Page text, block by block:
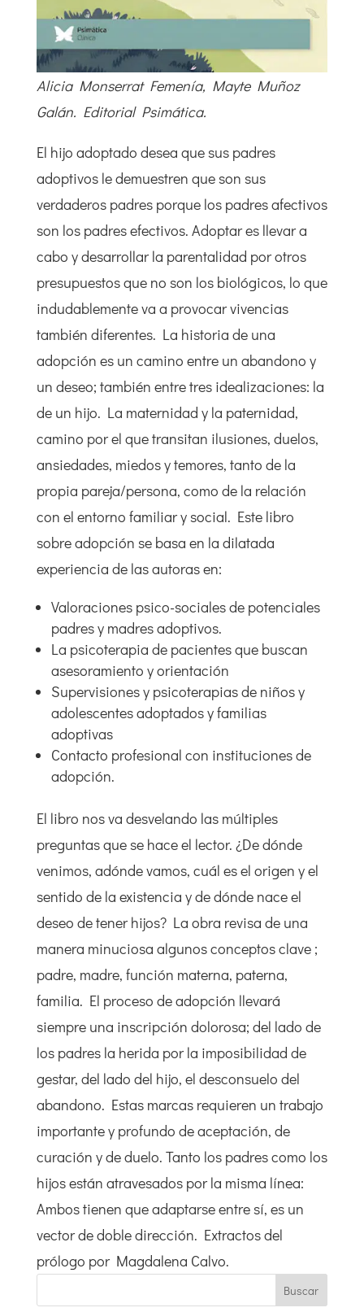
Alicia Monserrat Femenía, Mayte Muñoz
Galán. Editorial Psimática.
El hijo adoptado desea que sus padres
adoptivos le demuestren que son sus
verdaderos padres porque los padres afectivos
son los padres efectivos. Adoptar es llevar a
cabo y desarrollar la parentalidad por otros
presupuestos que no son los biológicos, lo que
indudablemente va a provocar vivencias
también diferentes. La historia de una
adopción es un camino entre un abandono y
un deseo; también entre tres idealizaciones: la
de un hijo. La maternidad y la paternidad,
camino por el que transitan ilusiones, duelos,
ansiedades, miedos y temores, tanto de la
propia pareja/persona, como de la relación
con el entorno familiar y social. Este libro
sobre adopción se basa en la dilatada
experiencia de las autoras en:
Valoraciones psico-sociales de potenciales
padres y madres adoptivos.
La psicoterapia de pacientes que buscan
asesoramiento y orientación
Supervisiones y psicoterapias de niños y
adolescentes adoptados y familias
adoptivas
Contacto profesional con instituciones de
adopción.
El libro nos va desvelando las múltiples
preguntas que se hace el lector. ¿De dónde
venimos, adónde vamos, cuál es el origen y el
sentido de la existencia y de dónde nace el
deseo de tener hijos? La obra revisa de una
manera minuciosa algunos conceptos clave ;
padre, madre, función materna, paterna,
familia. El proceso de adopción llevará
siempre una inscripción dolorosa; del lado de
los padres la herida por la imposibilidad de
gestar, del lado del hijo, el desconsuelo del
abandono. Estas marcas requieren un trabajo
importante y profundo de aceptación, de
curación y de duelo. Tanto los padres como los
hijos están atravesados por la misma línea:
Ambos tienen que adaptarse entre sí, es un
vector de doble dirección. Extractos del
prólogo por Magdalena Calvo.
Buscar